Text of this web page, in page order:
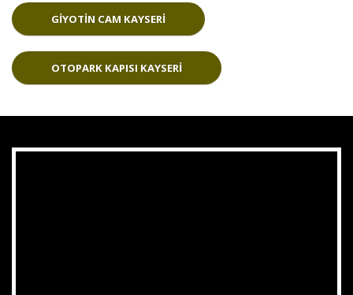
GIYOTIN CAM KAYSERI
OTOPARK KAPISI KAYSERI